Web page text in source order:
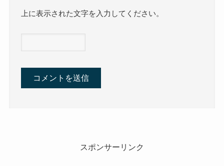
上に表示された文字を入力してください。
スポンサーリンク